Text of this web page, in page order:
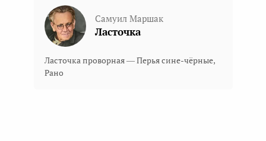
Самуил Маршак
Ласточка
Ласточка проворная — Перья сине-чёрные,
Рано